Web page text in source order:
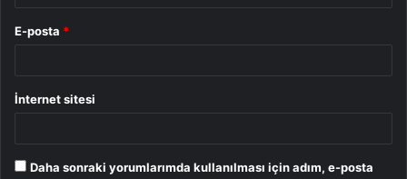
E-posta *
İnternet sitesi
Daha sonraki yorumlarımda kullanılması için adım, e-posta